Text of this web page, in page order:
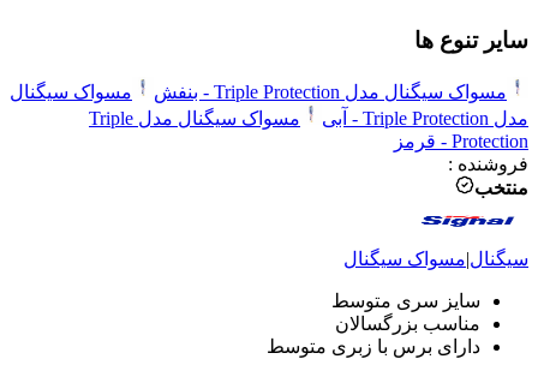
سایر تنوع ها
مسواک سیگنال مدل Triple Protection - بنفش
مسواک سیگنال
مدل Triple Protection - آبی
مسواک سیگنال مدل Triple
Protection - قرمز
فروشنده :
منتخب
سیگنال|مسواک سیگنال
سایز سری متوسط
مناسب بزرگسالان
دارای برس با زبری متوسط